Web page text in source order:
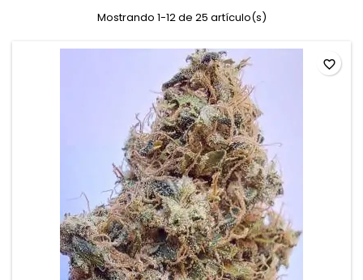
Mostrando 1-12 de 25 artículo(s)
favorite_border